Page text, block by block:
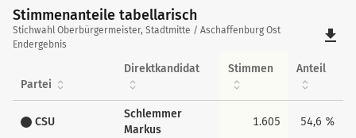
Stimmenanteile tabellarisch
Stimmenanteile
tabellarisch
Stichwahl Oberbürgermeister, Stadtmitte / Aschaffenburg Ost
Endergebnis
file_download
Partei
Direktkandidat Stimmen Anteil
CSU
Schlemmer
Markus
1.605 54,6 %